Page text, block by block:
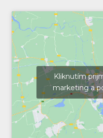
Kliknutím
marketing a